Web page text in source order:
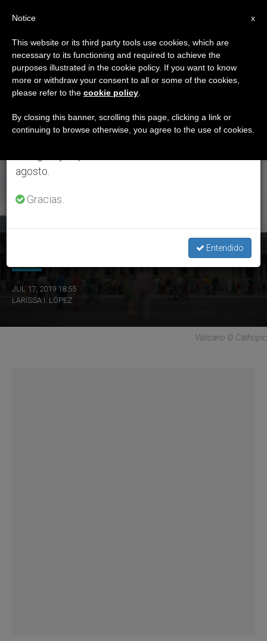
ETIQUETA
Posts Tagged ‘libre
De Plástico’
ÚLTIMAS NOTICIAS
El Vaticano se convertirá en un espacio «libre de plástico»
JUL 17, 2019 18:55
LARISSA I. LÓPEZ
Vaticano © Cathopic
×
Aviso importante
Del 27 de julio al 7 de agosto haremos la pausa
anual, aprovechando que en el periodo de verano
se generan menos informaciones y también el
agosto.
Gracias.
Entendido
x
Notice
This website or its third party tools use cookies, which are
necessary to its functioning and required to achieve the
purposes illustrated in the cookie policy. If you want to know
more or withdraw your consent to all or some of the cookies,
please refer to the cookie policy
By closing this banner, scrolling this page, clicking a link or
continuing to browse otherwise, you agree to the use of cookies.